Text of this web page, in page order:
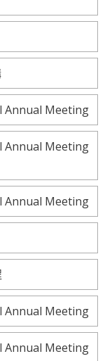
Annual Meeting
Annual Meeting
Annual Meeting
Annual Meeting
Annual Meeting